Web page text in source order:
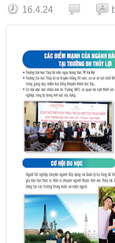
16.4.24